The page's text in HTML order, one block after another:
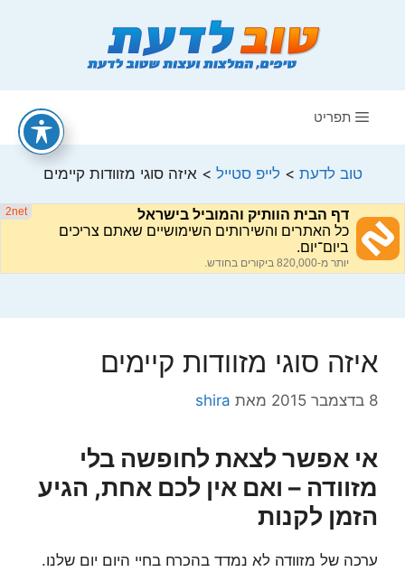
תפריט
טוב לדעת >לייפ סטייל >איזה סוגי מזוודות קיימים
איזה סוגי מזוודות קיימים
8 בדצמבר 2015 מאת shira
אי אפשר לצאת לחופשה בלי
מזוודה – ואם אין לכם אחת, הגיע
הזמן לקנות
ערכה של מזוודה לא נמדד בהכרח בחיי היום יום שלנו.